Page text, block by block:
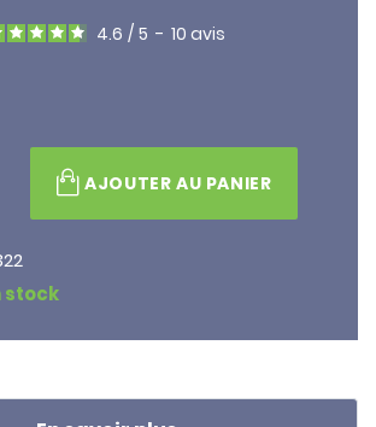
4.6 / 5 - 10 avis
AJOUTER AU PANIER
stock